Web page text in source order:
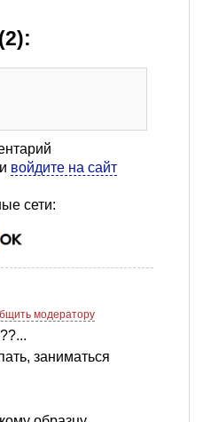
войдите на сайт
сети:
модератору
заниматься